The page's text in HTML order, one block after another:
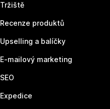
Tržiště
Recenze produktů
Upselling a balíčky
E-mailový marketing
SEO
Expedice